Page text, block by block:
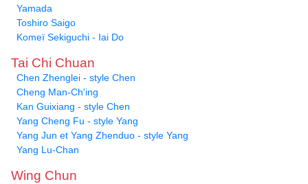
Yamada
Toshiro Saigo
Komeï Sekiguchi - Iai Do
Tai Chi Chuan
Chen Zhenglei - style Chen
Cheng Man-Ch'ing
Kan Guixiang - style Chen
Yang Cheng Fu - style Yang
Yang Jun et Yang Zhenduo - style Yang
Yang Lu-Chan
Wing Chun